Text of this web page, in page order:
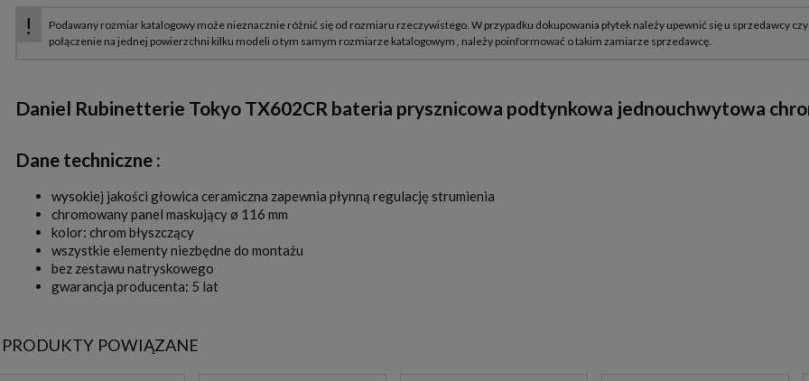
Daniel Rubinetterie Tokyo TX602CR bateria prysznicowa podtynkowa jednouchwytowa
Dane techniczne :
wysokiej jakości głowica ceramiczna zapewnia płynną regulację strumienia
chromowany panel maskujący ø 116 mm
kolor: chrom błyszczący
wszystkie elementy niezbędne do montażu
bez zestawu natryskowego
gwarancja producenta: 5 lat
PRODUKTY POWIĄZANE